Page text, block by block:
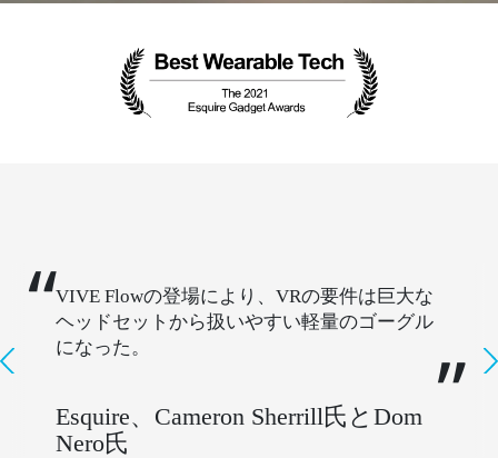
VIVE Flowの登場により、VRの要件は巨大な
ヘッドセットから扱いやすい軽量のゴーグル
になった。
Esquire、Cameron Sherrill氏とDom
Nero氏